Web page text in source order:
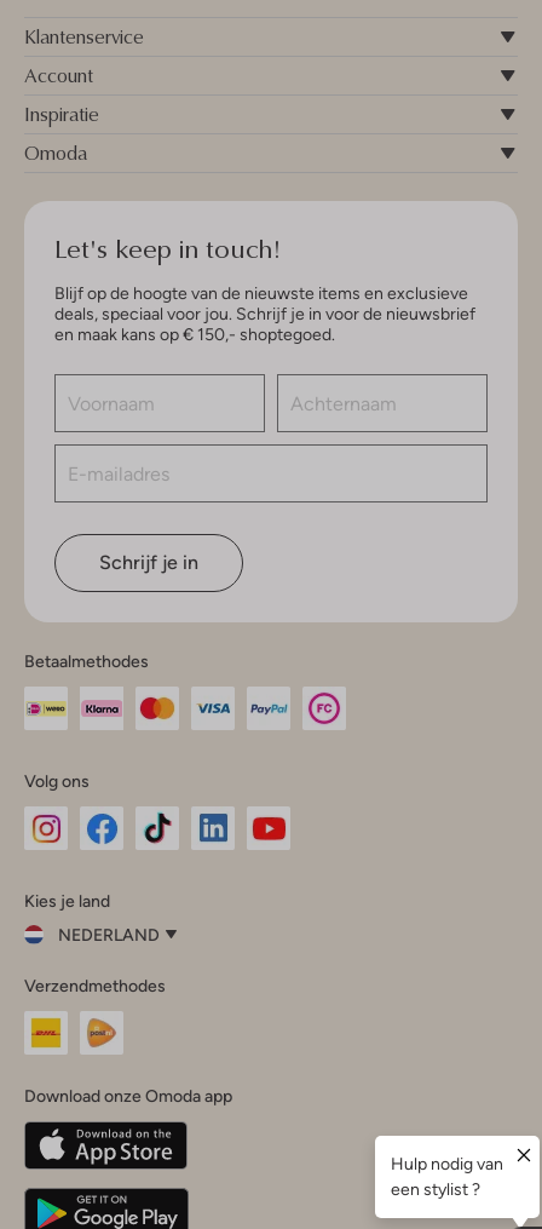
Klantenservice
Account
Inspiratie
Omoda
Let's keep in touch!
Blijf op de hoogte van de nieuwste items en exclusieve
deals, speciaal voor jou. Schrijf je in voor de nieuwsbrief
en maak kans op € 150,- shoptegoed.
Schrijf je in
Betaalmethodes
Volg ons
InstagramFacebook
Kies je land
NEDERLAND
je
land
Nederland
Belgique(Français)
Deutschland
Verzendmethodes
Download onze Omoda app